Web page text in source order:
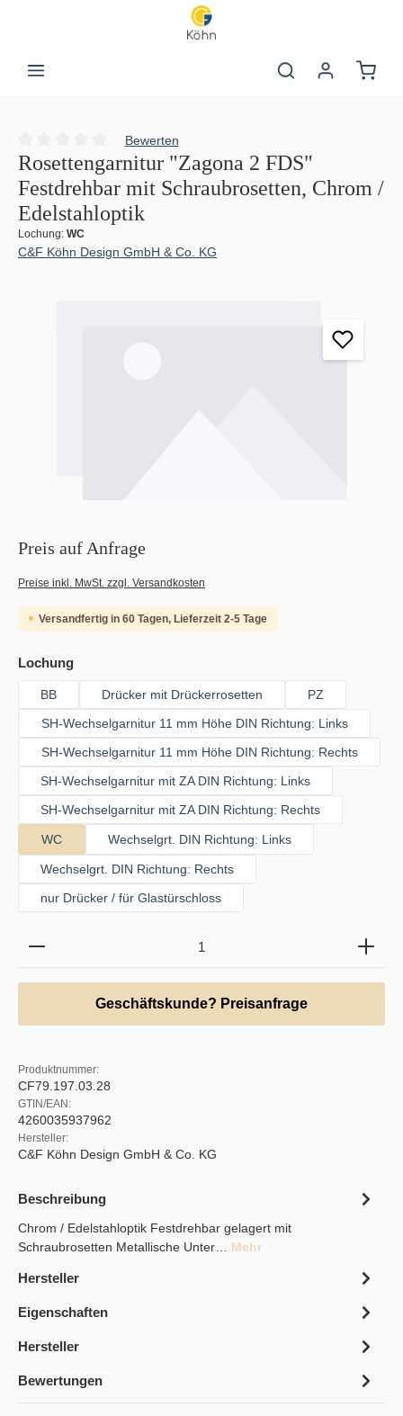
Durchschnittliche Bewertung von 0 von 5 Sternen
Bewerten
Rosettengarnitur "Zagona 2 FDS"
Festdrehbar mit Schraubrosetten, Chrom /
Edelstahloptik
Lochung: WC
C&F Köhn Design GmbH & Co. KG
Preis auf Anfrage
Preise inkl. MwSt. zzgl. Versandkosten
Versandfertig in 60 Tagen, Lieferzeit 2-5 Tage
Lochungauswählen
BB Drücker mit Drückerrosetten
PZ
SH-Wechselgarnitur 11 mm Höhe DIN Richtung: Links
SH-Wechselgarnitur 11 mm Höhe DIN Richtung: Rechts
SH-Wechselgarnitur mit ZA DIN Richtung: Links
SH-Wechselgarnitur mit ZA DIN Richtung: Rechts
WC Wechselgrt. DIN Richtung: Links
Wechselgrt. DIN Richtung: Rechts
nur Drücker / für Glastürschloss
Produkt Anzahl: Gib den gewünschten Wert ein
Geschäftskunde? Preisanfrage
Produktnummer:
CF79.197.03.28
GTIN/EAN:
4260035937962
Hersteller:
C&F Köhn Design GmbH & Co. KG
Beschreibung
Chrom / Edelstahloptik Festdrehbar gelagert mit
Schraubrosetten Metallische Unter… Mehr
Hersteller
Eigenschaften
Hersteller
Bewertungen